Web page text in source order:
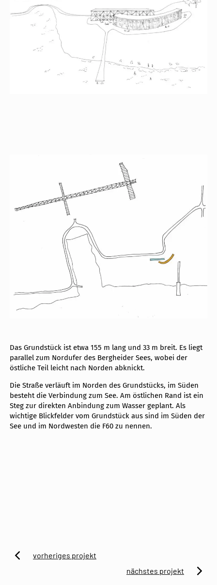
Das Grundstück ist etwa 155 m lang und 33 m breit. Es liegt
parallel zum Nordufer des Bergheider Sees, wobei der
östliche Teil leicht nach Norden abknickt.
Die Straße verläuft im Norden des Grundstücks, im Süden
besteht die Verbindung zum See. Am östlichen Rand ist ein
Steg zur direkten Anbindung zum Wasser geplant. Als
wichtige Blickfelder vom Grundstück aus sind im Süden der
See und im Nordwesten die F60 zu nennen.
vorheriges projekt
zum
nächstes projekt
zum